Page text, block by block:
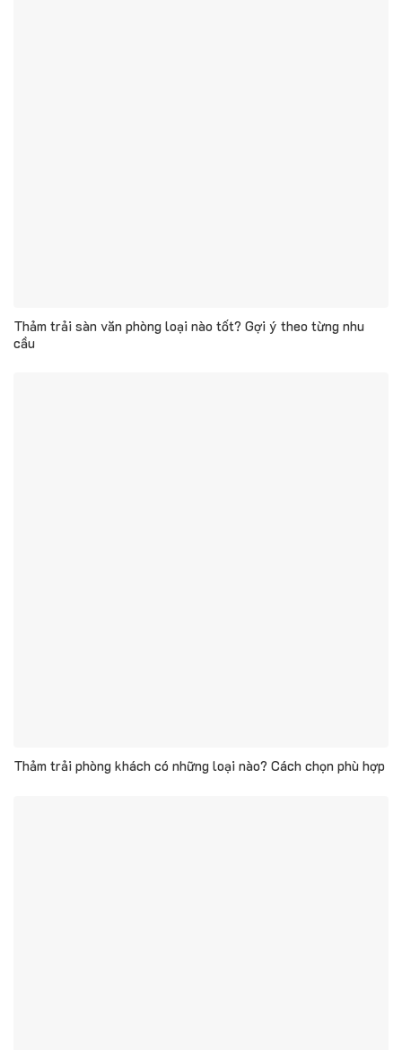
Thảm trải sàn văn phòng loại nào tốt? Gợi ý theo từng nhu
cầu
Thảm trải phòng khách có những loại nào? Cách chọn phù hợp